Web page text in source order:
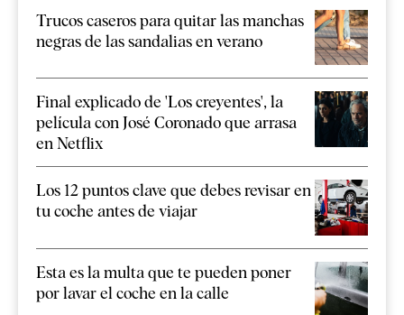
Trucos caseros para quitar las manchas
negras de las sandalias en verano
Final explicado de 'Los creyentes', la
película con José Coronado que arrasa
en Netflix
Los 12 puntos clave que debes revisar en
tu coche antes de viajar
Esta es la multa que te pueden poner
por lavar el coche en la calle